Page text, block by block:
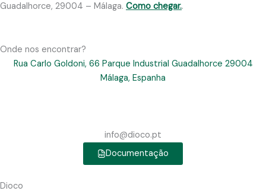
Guadalhorce, 29004 – Málaga. Como chegar..
Onde nos encontrar?
Rua Carlo Goldoni, 66 Parque Industrial Guadalhorce 29004
Málaga, Espanha
info@dioco.pt
Documentação
Dioco